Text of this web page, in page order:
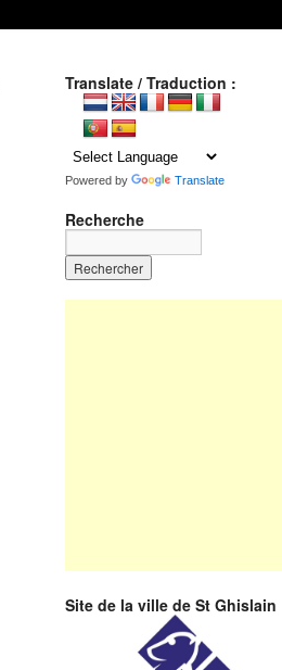
Translate / Traduction :
Powered by Translate
Recherche
Site de la ville de St Ghislain